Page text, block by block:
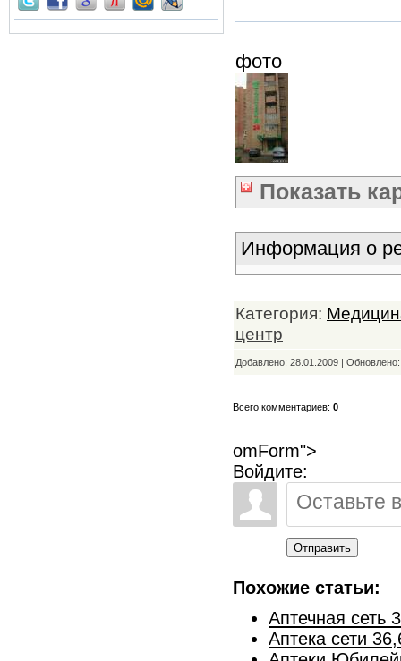
фото
Показать
Информация о
Категория:
центр
Добавлено: 28.01.2009 |
Всего комментариев: 0
omForm">
Войдите:
Отправить
Похожие статьи:
Аптечная
Аптека сети